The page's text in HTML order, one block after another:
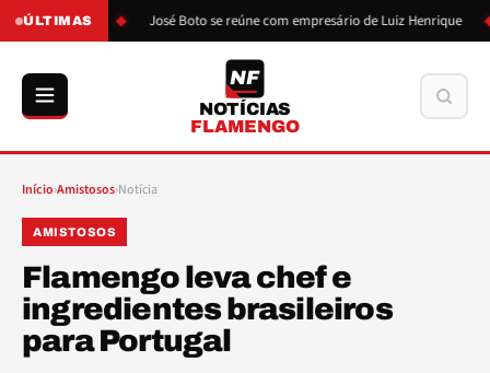
ÚLTIMAS
de Boto José Boto se reúne com empresário de Luiz Henrique
NF
NOTÍCIAS
FLAMENGO
Início›Amistosos›Notícia
AMISTOSOS
Flamengo leva chef e
ingredientes brasileiros
para Portugal